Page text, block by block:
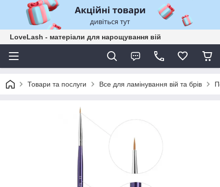
LoveLash - матеріали для нарощування вій
Товари та послуги Все для ламінування вій та брів